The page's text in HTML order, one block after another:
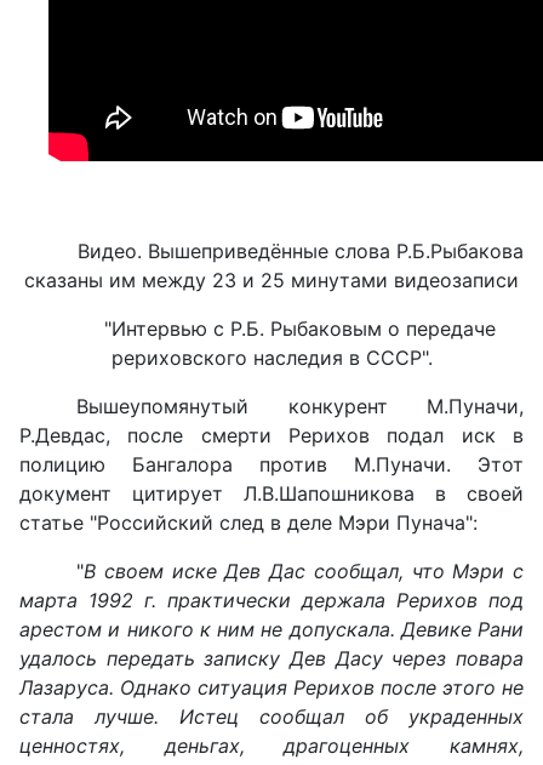
Видео. Вышеприведённые слова Р.Б.Рыбакова
сказаны им между 23 и 25 минутами видеозаписи
"Интервью с Р.Б. Рыбаковым о передаче
рериховского наследия в СССР".
Вышеупомянутый конкурент М.Пуначи,
Р.Девдас, после смерти Рерихов подал иск в
полицию Бангалора против М.Пуначи. Этот
документ цитирует Л.В.Шапошникова в своей
статье "Российский след в деле Мэри Пунача":
"В своем иске Дев Дас сообщал, что Мэри с
марта 1992 г. практически держала Рерихов под
арестом и никого к ним не допускала. Девике Рани
удалось передать записку Дев Дасу через повара
Лазаруса. Однако ситуация Рерихов после этого не
стала лучше. Истец сообщал об украденных
ценностях, деньгах, драгоценных камнях,